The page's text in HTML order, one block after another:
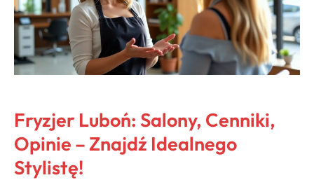
Fryzjer Luboń: Salony, Cenniki,
Opinie – Znajdź Idealnego
Stylistę!